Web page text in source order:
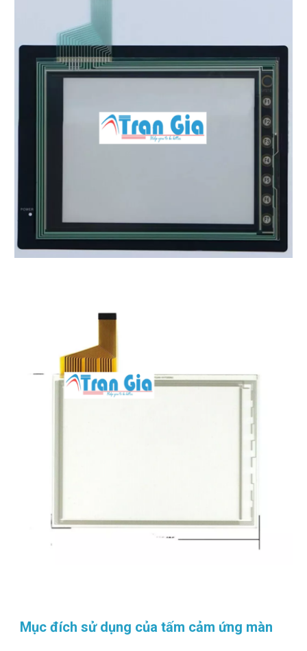
Mục đích sử dụng của tấm cảm ứng màn